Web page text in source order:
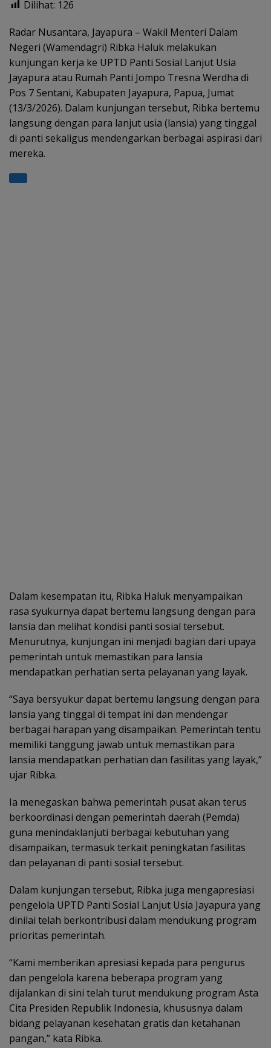
at
s
A
p
p
e
gr
a
m
b
o
o
k
er e
Dilihat: 126
Radar Nusantara, Jayapura – Wakil Menteri Dalam
Negeri (Wamendagri) Ribka Haluk melakukan
kunjungan kerja ke UPTD Panti Sosial Lanjut Usia
Jayapura atau Rumah Panti Jompo Tresna Werdha di
Pos 7 Sentani, Kabupaten Jayapura, Papua, Jumat
(13/3/2026). Dalam kunjungan tersebut, Ribka bertemu
langsung dengan para lanjut usia (lansia) yang tinggal
di panti sekaligus mendengarkan berbagai aspirasi dari
mereka.
Dalam kesempatan itu, Ribka Haluk menyampaikan
rasa syukurnya dapat bertemu langsung dengan para
lansia dan melihat kondisi panti sosial tersebut.
Menurutnya, kunjungan ini menjadi bagian dari upaya
pemerintah untuk memastikan para lansia
mendapatkan perhatian serta pelayanan yang layak.
“Saya bersyukur dapat bertemu langsung dengan para
lansia yang tinggal di tempat ini dan mendengar
berbagai harapan yang disampaikan. Pemerintah tentu
memiliki tanggung jawab untuk memastikan para
lansia mendapatkan perhatian dan fasilitas yang layak,”
ujar Ribka.
Ia menegaskan bahwa pemerintah pusat akan terus
berkoordinasi dengan pemerintah daerah (Pemda)
guna menindaklanjuti berbagai kebutuhan yang
disampaikan, termasuk terkait peningkatan fasilitas
dan pelayanan di panti sosial tersebut.
Dalam kunjungan tersebut, Ribka juga mengapresiasi
pengelola UPTD Panti Sosial Lanjut Usia Jayapura yang
dinilai telah berkontribusi dalam mendukung program
prioritas pemerintah.
“Kami memberikan apresiasi kepada para pengurus
dan pengelola karena beberapa program yang
dijalankan di sini telah turut mendukung program Asta
Cita Presiden Republik Indonesia, khususnya dalam
bidang pelayanan kesehatan gratis dan ketahanan
pangan,” kata Ribka.